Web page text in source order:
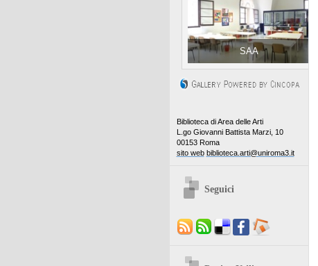
SAA
Biblioteca di Area delle Arti
L.go Giovanni Battista Marzi, 10
00153 Roma
sito web biblioteca.arti@uniroma3.it
Seguici